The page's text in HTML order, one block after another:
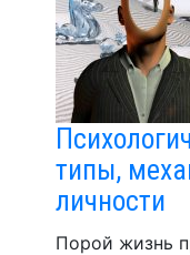
типы,
личности
Порой жизнь